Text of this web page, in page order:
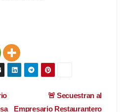
🚨 Secuestran al
Empresario Restaurantero